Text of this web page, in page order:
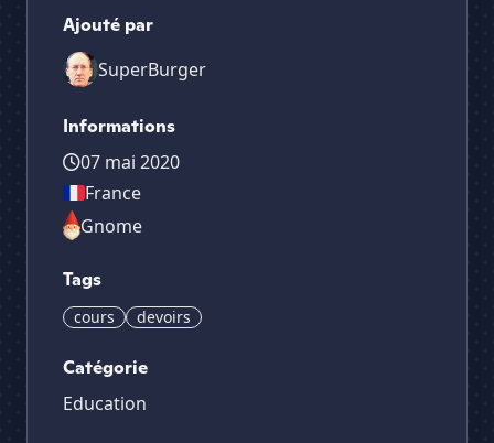
Ajouté par
SuperBurger
Informations
07 mai 2020
France
Gnome
Tags
cours devoirs
Catégorie
Education